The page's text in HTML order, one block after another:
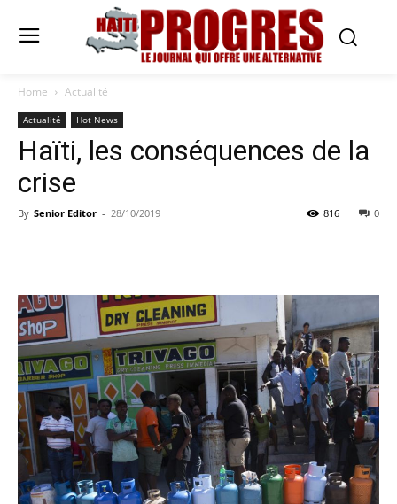
Home Actualité
Actualité Hot News
Haïti, les conséquences de la
crise
By Senior Editor - 28/10/2019 0
816